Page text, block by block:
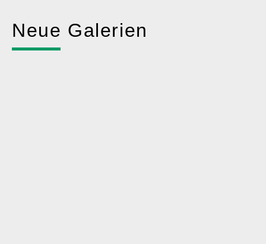
Neue Galerien